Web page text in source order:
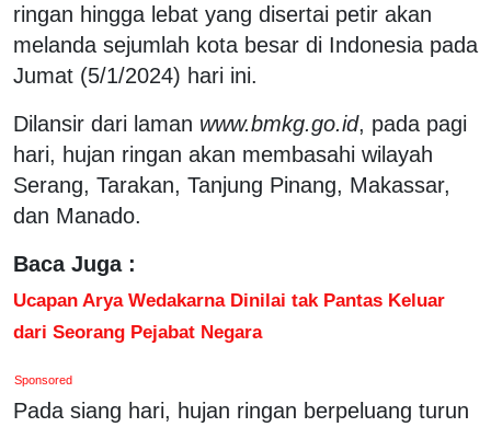
ringan hingga lebat yang disertai petir akan
melanda sejumlah kota besar di Indonesia pada
Jumat (5/1/2024) hari ini.
Dilansir dari laman www.bmkg.go.id, pada pagi
hari, hujan ringan akan membasahi wilayah
Serang, Tarakan, Tanjung Pinang, Makassar,
dan Manado.
Baca Juga :
Ucapan Arya Wedakarna Dinilai tak Pantas Keluar
dari Seorang Pejabat Negara
Sponsored
Pada siang hari, hujan ringan berpeluang turun